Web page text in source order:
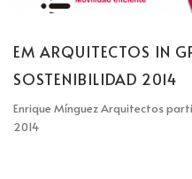
EM ARQUITECTOS IN
SOSTENIBILIDAD 2014
Enrique Mínguez Arquitectos
2014